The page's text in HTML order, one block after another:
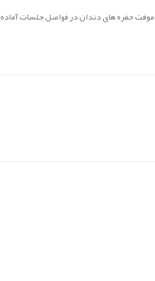
موقت حفره های دندان در فواصل جلسات آماده